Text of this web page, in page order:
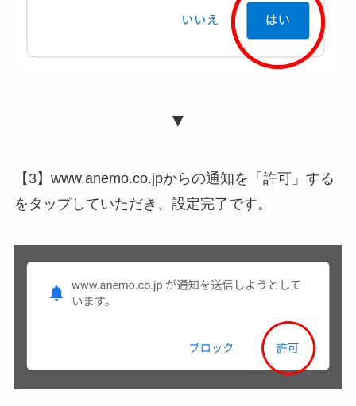
▼
【3】www.anemo.co.jpからの通知を「許可」する
をタップしていただき、設定完了です。